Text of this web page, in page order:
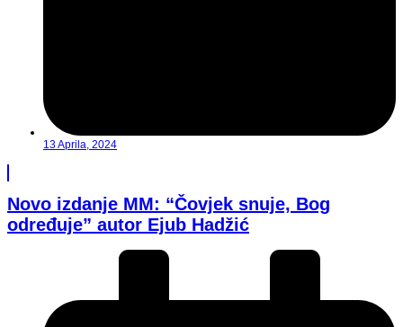
13 Aprila, 2024
Novo izdanje MM: “Čovjek snuje, Bog
određuje” autor Ejub Hadžić